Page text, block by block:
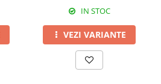
IN STOC
VEZI VARIANTE